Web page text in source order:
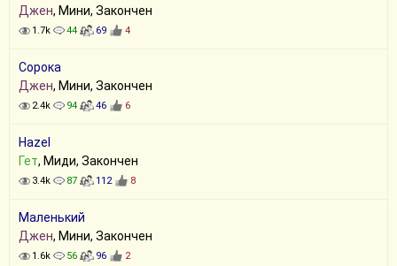
Джен, Мини, Закончен
1.7k 44 69 4
Сорока
Джен, Мини, Закончен
2.4k 94 46 6
Hazel
Гет, Миди, Закончен
3.4k 87 112 8
Маленький
Джен, Мини, Закончен
1.6k 56 96 2